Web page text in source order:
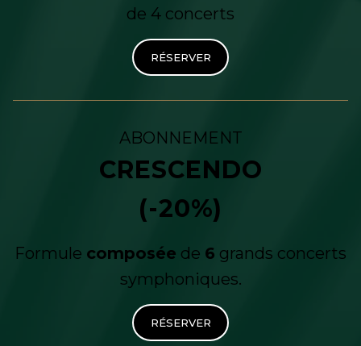
de 4 concerts
RÉSERVER
ABONNEMENT
CRESCENDO
(-20%)
Formule composée de 6 grands concerts
symphoniques.
RÉSERVER